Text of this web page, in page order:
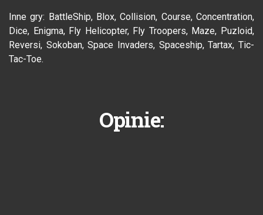
Inne gry: BattleShip, Blox, Collision, Course, Concentration,
Dice, Enigma, Fly Helicopter, Fly Troopers, Maze, Puzloid,
Reversi, Sokoban, Space Invaders, Spaceship, Tartax, Tic-
Tac-Toe.
Opinie: